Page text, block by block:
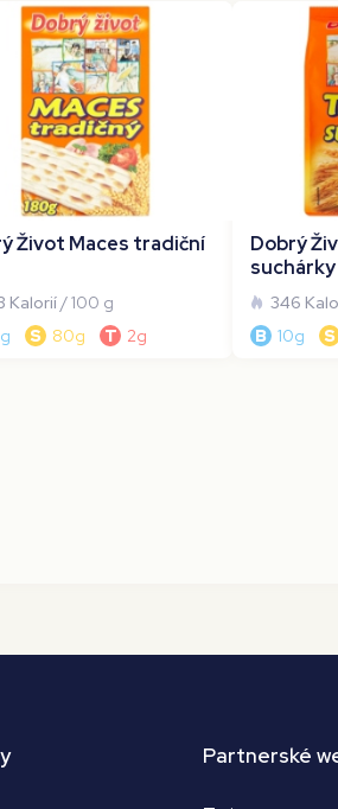
Život Maces tradiční
Kalorií/ 100 g
S 80g T 2g
Dobrý
suchárky
346
B 10g S
Partnerské